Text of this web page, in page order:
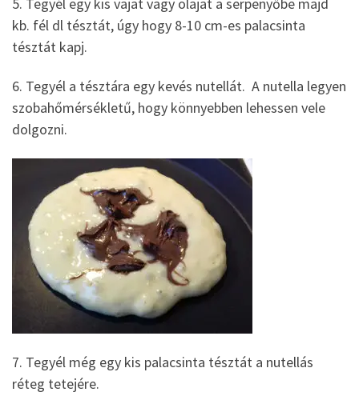
kb. fél dl tésztát, úgy hogy 8-10 cm-es palacsinta
tésztát kapj.
6. Tegyél a tésztára egy kevés nutellát. A nutella legyen
szobahőmérsékletű, hogy könnyebben lehessen vele
dolgozni.
7. Tegyél még egy kis palacsinta tésztát a nutellás
réteg tetejére.